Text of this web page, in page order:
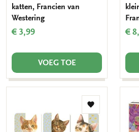
katten, Francien van
Westering
€ 3,99
VOEG TOE
€
Toevoegen
aan
verlanglijst